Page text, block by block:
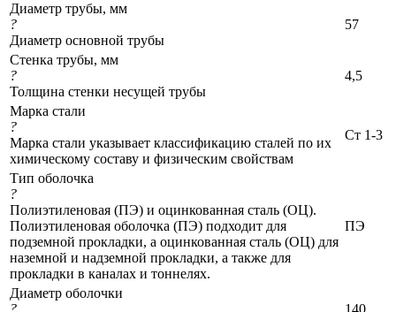
Диаметр трубы, мм
?
Диаметр основной трубы
57
Стенка трубы, мм
?
Толщина стенки несущей трубы
4,5
Марка стали
?
Марка стали указывает классификацию сталей по их
химическому составу и физическим свойствам
Ст 1-3
Тип оболочка
?
Полиэтиленовая (ПЭ) и оцинкованная сталь (ОЦ).
Полиэтиленовая оболочка (ПЭ) подходит для
подземной прокладки, а оцинкованная сталь (ОЦ) для
наземной и надземной прокладки, а также для
прокладки в каналах и тоннелях.
ПЭ
Диаметр оболочки